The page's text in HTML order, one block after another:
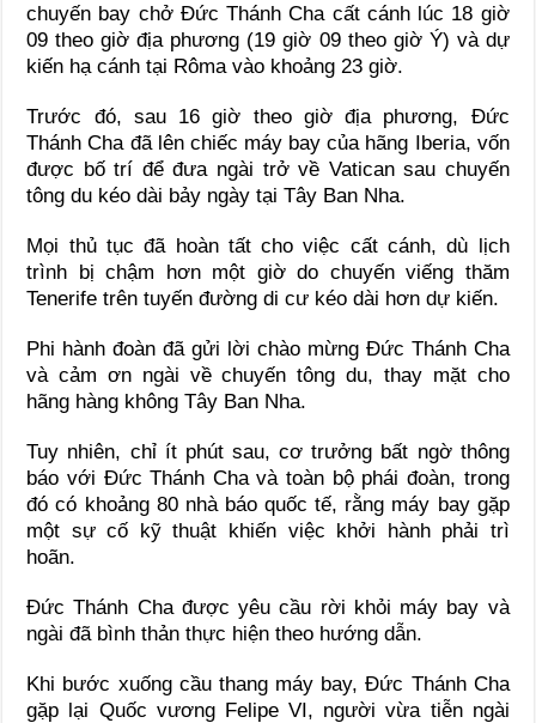
chuyến bay chở Đức Thánh Cha cất cánh lúc 18 giờ
09 theo giờ địa phương (19 giờ 09 theo giờ Ý) và dự
kiến hạ cánh tại Rôma vào khoảng 23 giờ.
Trước đó, sau 16 giờ theo giờ địa phương, Đức
Thánh Cha đã lên chiếc máy bay của hãng Iberia, vốn
được bố trí để đưa ngài trở về Vatican sau chuyến
tông du kéo dài bảy ngày tại Tây Ban Nha.
Mọi thủ tục đã hoàn tất cho việc cất cánh, dù lịch
trình bị chậm hơn một giờ do chuyến viếng thăm
Tenerife trên tuyến đường di cư kéo dài hơn dự kiến.
Phi hành đoàn đã gửi lời chào mừng Đức Thánh Cha
và cảm ơn ngài về chuyến tông du, thay mặt cho
hãng hàng không Tây Ban Nha.
Tuy nhiên, chỉ ít phút sau, cơ trưởng bất ngờ thông
báo với Đức Thánh Cha và toàn bộ phái đoàn, trong
đó có khoảng 80 nhà báo quốc tế, rằng máy bay gặp
một sự cố kỹ thuật khiến việc khởi hành phải trì
hoãn.
Đức Thánh Cha được yêu cầu rời khỏi máy bay và
ngài đã bình thản thực hiện theo hướng dẫn.
Khi bước xuống cầu thang máy bay, Đức Thánh Cha
gặp lại Quốc vương Felipe VI, người vừa tiễn ngài